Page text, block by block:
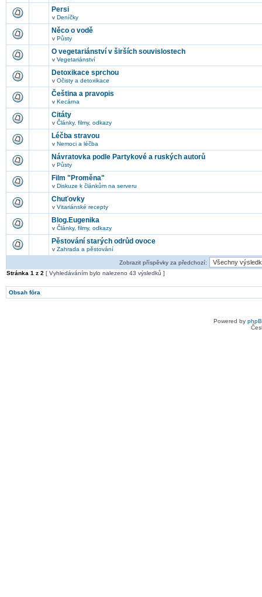
Persi
v Deníčky
Něco o vodě
v Půsty
O vegetariánství v širších souvislostech
v Vegetariánství
Detoxikace sprchou
v Očisty a detoxikace
Čeština a pravopis
v Kecárna
Citáty
v Články, filmy, odkazy
Léčba stravou
v Nemoci a léčba
Návratovka podle Partykové a ruských autorů
v Půsty
Film "Proměna"
v Diskuze k článkům na serveru
Chuťovky
v Vitariánské recepty
Blog.Eugenika
v Články, filmy, odkazy
Pěstování starých odrůd ovoce
v Zahrada a pěstování
Zobrazit příspěvky za předchozí:
Stránka 1 z 2 [ Vyhledáváním bylo nalezeno 43 výsledků ]
Obsah fóra
Powered by